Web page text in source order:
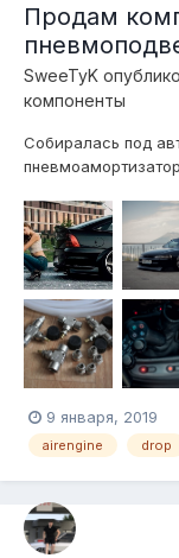
Продам
SweeTyK
компоненты
Собиралась под
1/2", — 4-х
— пневмосигнал, —
9 января, 2019
airengine drop